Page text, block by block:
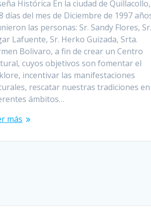
Histórica En la ciudad de Quillacollo,
días del mes de Diciembre de 1997
las personas: Sr. Sandy Flores, Sr.
Lafuente, Sr. Herko Guizada, Srta.
Bolivaro, a fin de crear un Centro
cuyos objetivos son fomentar el
incentivar las manifestaciones
rescatar nuestras tradiciones en
ámbitos…
más